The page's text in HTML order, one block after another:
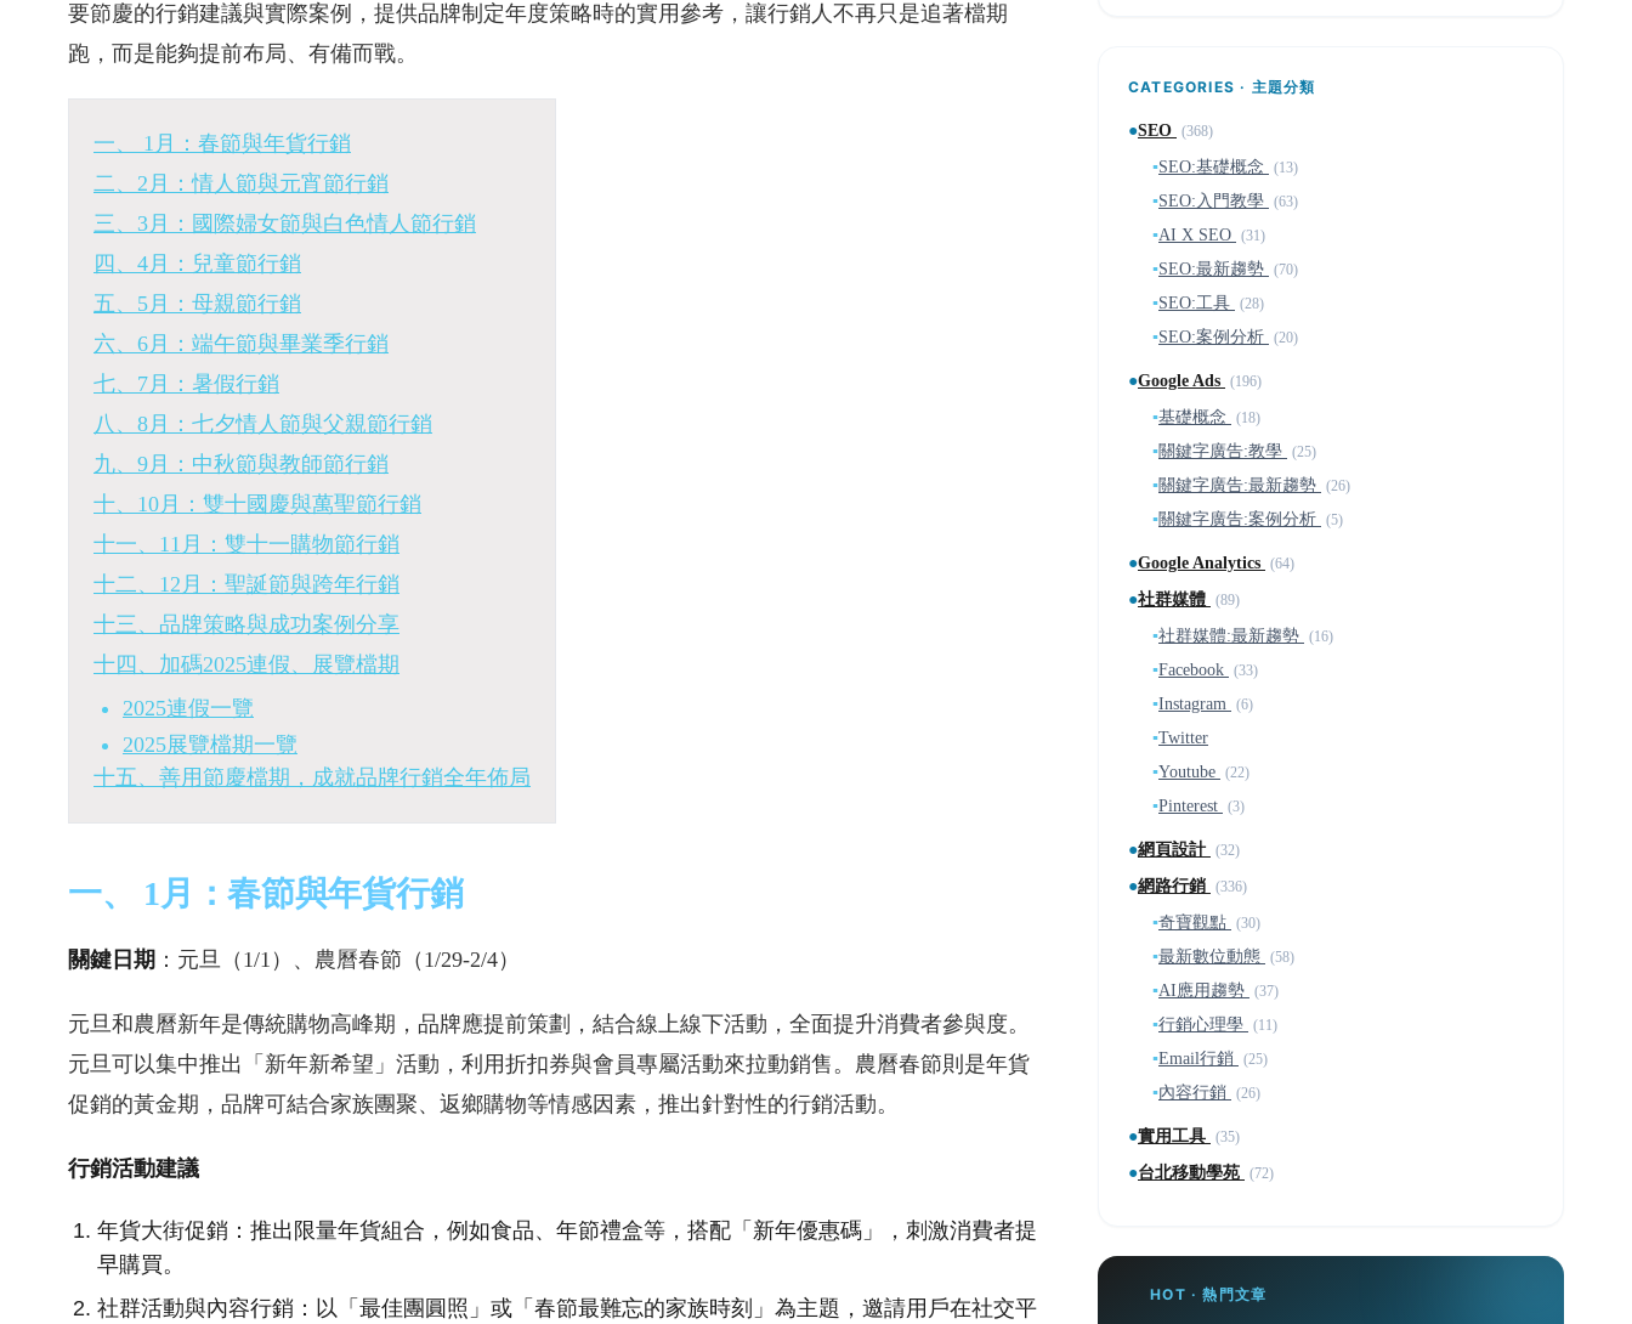
要節慶的行銷建議與實際案例，提供品牌制定年度策略時的實用參考，讓行銷人不再只是追著檔期
跑，而是能夠提前布局、有備而戰。
一、 1月：春節與年貨行銷
二、2月：情人節與元宵節行銷
三、3月：國際婦女節與白色情人節行銷
四、4月：兒童節行銷
五、5月：母親節行銷
六、6月：端午節與畢業季行銷
七、7月：暑假行銷
八、8月：七夕情人節與父親節行銷
九、9月：中秋節與教師節行銷
十、10月：雙十國慶與萬聖節行銷
十一、11月：雙十一購物節行銷
十二、12月：聖誕節與跨年行銷
十三、品牌策略與成功案例分享
十四、加碼2025連假、展覽檔期
2025連假一覽
2025展覽檔期一覽
十五、善用節慶檔期，成就品牌行銷全年佈局
一、 1月：春節與年貨行銷
關鍵日期 ：元旦（1/1）、農曆春節（1/29-2/4）
元旦和農曆新年是傳統購物高峰期，品牌應提前策劃，結合線上線下活動，全面提升消費者參與度。
元旦可以集中推出「新年新希望」活動，利用折扣券與會員專屬活動來拉動銷售。農曆春節則是年貨
促銷的黃金期，品牌可結合家族團聚、返鄉購物等情感因素，推出針對性的行銷活動。
行銷活動建議
年貨大街促銷：推出限量年貨組合，例如食品、年節禮盒等，搭配「新年優惠碼」，刺激消費者提
早購買。
社群活動與內容行銷：以「最佳團圓照」或「春節最難忘的家族時刻」為主題，邀請用戶在社交平
CATEGORIES · 主題分類
●SEO (368)
▪SEO:基礎概念 (13)
▪SEO:入門教學 (63)
▪AI X SEO (31)
▪SEO:最新趨勢 (70)
▪SEO:工具 (28)
▪SEO:案例分析 (20)
●Google Ads (196)
▪基礎概念 (18)
▪關鍵字廣告:教學 (25)
▪關鍵字廣告:最新趨勢 (26)
▪關鍵字廣告:案例分析 (5)
●Google Analytics (64)
●社群媒體 (89)
▪社群媒體:最新趨勢 (16)
▪Facebook (33)
▪Instagram (6)
▪Twitter
▪Youtube (22)
▪Pinterest (3)
●網頁設計 (32)
●網路行銷 (336)
▪奇寶觀點 (30)
▪最新數位動態 (58)
▪AI應用趨勢 (37)
▪行銷心理學 (11)
▪Email行銷 (25)
▪內容行銷 (26)
●實用工具 (35)
●台北移動學苑 (72)
HOT · 熱門文章